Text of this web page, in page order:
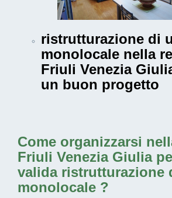
ristrutturazione di
monolocale nella
Friuli Venezia
un buon progetto
Come organizzarsi
Friuli Venezia Giulia
valida ristrutturazione
monolocale ?